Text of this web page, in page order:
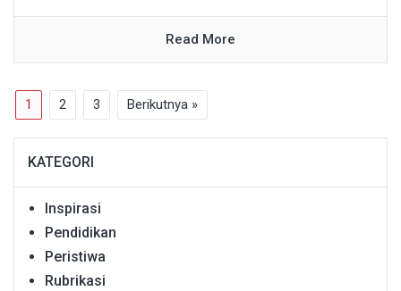
Read More
1 2 3 Berikutnya »
KATEGORI
Inspirasi
Pendidikan
Peristiwa
Rubrikasi